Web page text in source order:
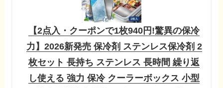
【2点入・クーポンで1枚940円!驚異の保冷
力】2026新発売 保冷剤 ステンレス保冷剤 2
枚セット 長持ち ステンレス 長時間 繰り返
し使える 強力 保冷 クーラーボックス 小型